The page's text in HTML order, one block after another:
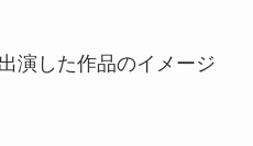
演した作品のイメージ